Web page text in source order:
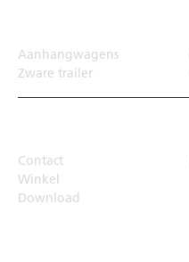
Aanhangwagens
Zware trailer
Contact
Winkel
Download